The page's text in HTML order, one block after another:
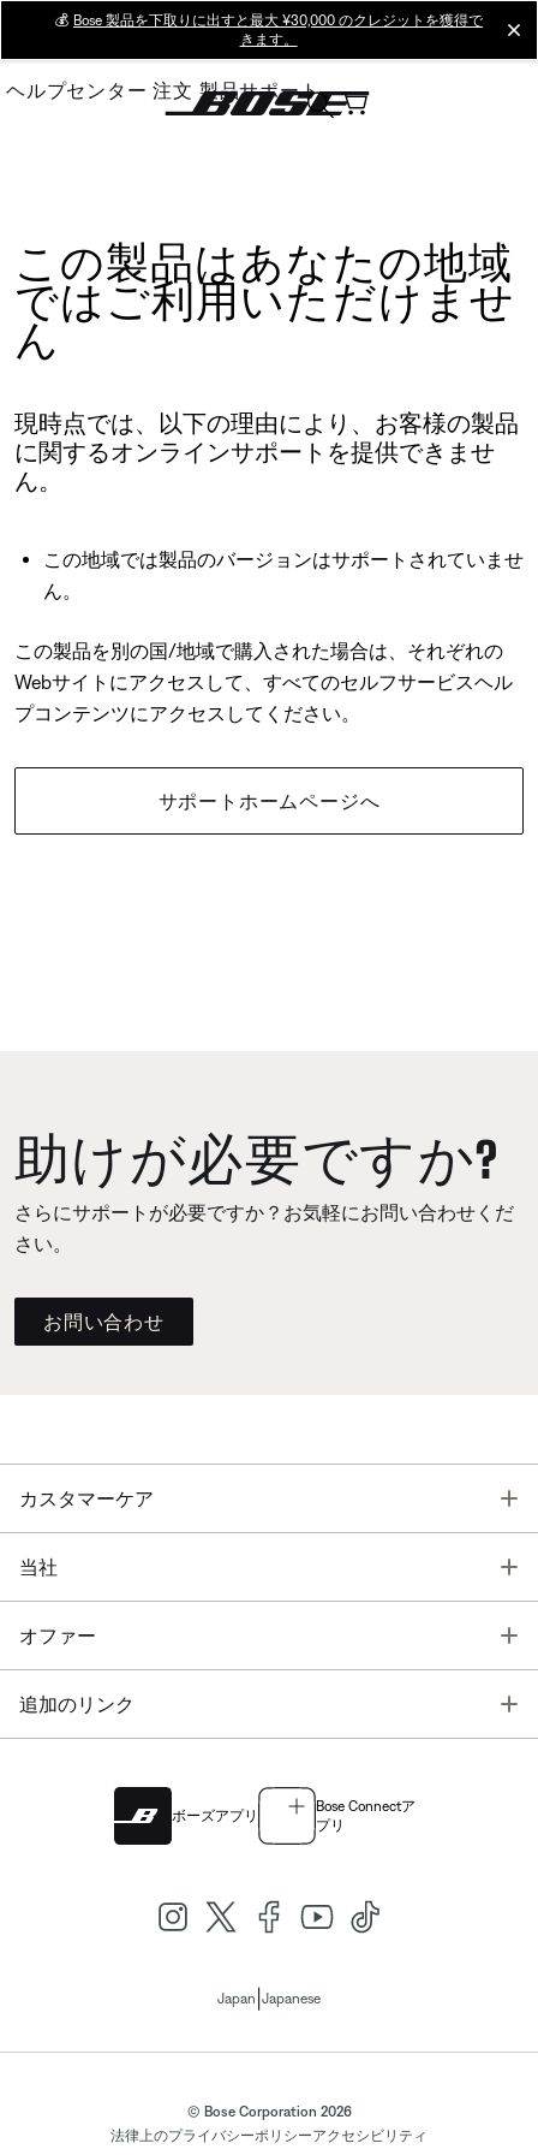
Main
💰 Bose 製品を下取りに出すと最大 ¥30,000 のクレジットを獲得で
きます。
ヘルプセンター 注文 製品サポート
この製品はあなたの地域
ではご利用いただけませ
ん
現時点では、以下の理由により、お客様の製品
に関するオンラインサポートを提供できませ
ん。
この地域では製品のバージョンはサポートされていませ
ん。
この製品を別の国/地域で購入された場合は、それぞれの
Webサイトにアクセスして、すべてのセルフサービスヘル
プコンテンツにアクセスしてください。
サポートホームページへ
助けが必要ですか?
さらにサポートが必要ですか？お気軽にお問い合わせくだ
さい。
お問い合わせ
カスタマーケア
当社
オファー
追加のリンク
ボーズアプリ
Bose Connectア
プリ
Japan Japanese
© Bose Corporation 2026
法律上のプライバシーポリシーアクセシビリティ